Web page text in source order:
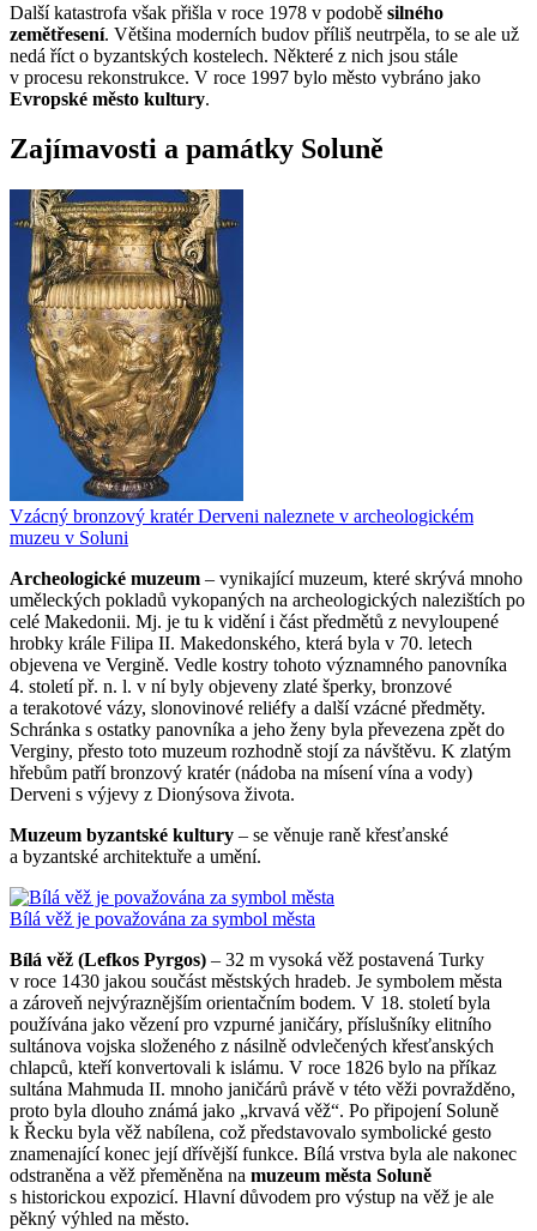
Další katastrofa však přišla v roce 1978 v podobě silného
zemětřesení. Většina moderních budov příliš neutrpěla, to se ale už
nedá říct o byzantských kostelech. Některé z nich jsou stále
v procesu rekonstrukce. V roce 1997 bylo město vybráno jako
Evropské město kultury.
Zajímavosti a památky Soluně
Vzácný bronzový kratér Derveni naleznete v archeologickém
muzeu v Soluni
Archeologické muzeum – vynikající muzeum, které skrývá mnoho
uměleckých pokladů vykopaných na archeologických nalezištích po
celé Makedonii. Mj. je tu k vidění i část předmětů z nevyloupené
hrobky krále Filipa II. Makedonského, která byla v 70. letech
objevena ve Vergině. Vedle kostry tohoto významného panovníka
4. století př. n. l. v ní byly objeveny zlaté šperky, bronzové
a terakotové vázy, slonovinové reliéfy a další vzácné předměty.
Schránka s ostatky panovníka a jeho ženy byla převezena zpět do
Verginy, přesto toto muzeum rozhodně stojí za návštěvu. K zlatým
hřebům patří bronzový kratér (nádoba na mísení vína a vody)
Derveni s výjevy z Dionýsova života.
Muzeum byzantské kultury – se věnuje raně křesťanské
a byzantské architektuře a umění.
Bílá věž je považována za symbol města
Bílá věž (Lefkos Pyrgos) – 32 m vysoká věž postavená Turky
v roce 1430 jakou součást městských hradeb. Je symbolem města
a zároveň nejvýraznějším orientačním bodem. V 18. století byla
používána jako vězení pro vzpurné janičáry, příslušníky elitního
sultánova vojska složeného z násilně odvlečených křesťanských
chlapců, kteří konvertovali k islámu. V roce 1826 bylo na příkaz
sultána Mahmuda II. mnoho janičárů právě v této věži povražděno,
proto byla dlouho známá jako „krvavá věž“. Po připojení Soluně
k Řecku byla věž nabílena, což představovalo symbolické gesto
znamenající konec její dřívější funkce. Bílá vrstva byla ale nakonec
odstraněna a věž přeměněna na muzeum města Soluně
s historickou expozicí. Hlavní důvodem pro výstup na věž je ale
pěkný výhled na město.